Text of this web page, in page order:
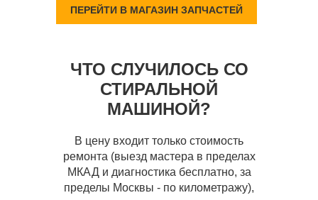
ПЕРЕЙТИ В МАГАЗИН ЗАПЧАСТЕЙ
ЧТО СЛУЧИЛОСЬ СО
СТИРАЛЬНОЙ
МАШИНОЙ?
В цену входит только стоимость
ремонта (выезд мастера в пределах
МКАД и диагностика бесплатно, за
пределы Москвы - по километражу),